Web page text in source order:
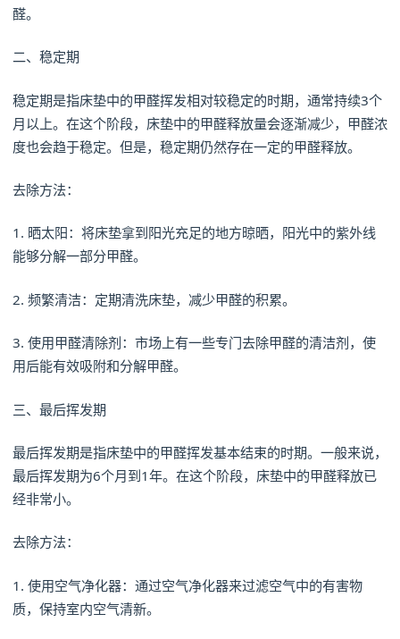
醛。
二、稳定期
稳定期是指床垫中的甲醛挥发相对较稳定的时期，通常持续3个
月以上。在这个阶段，床垫中的甲醛释放量会逐渐减少，甲醛浓
度也会趋于稳定。但是，稳定期仍然存在一定的甲醛释放。
去除方法：
1. 晒太阳：将床垫拿到阳光充足的地方晾晒，阳光中的紫外线
能够分解一部分甲醛。
2. 频繁清洁：定期清洗床垫，减少甲醛的积累。
3. 使用甲醛清除剂：市场上有一些专门去除甲醛的清洁剂，使
用后能有效吸附和分解甲醛。
三、最后挥发期
最后挥发期是指床垫中的甲醛挥发基本结束的时期。一般来说，
最后挥发期为6个月到1年。在这个阶段，床垫中的甲醛释放已
经非常小。
去除方法：
1. 使用空气净化器：通过空气净化器来过滤空气中的有害物
质，保持室内空气清新。